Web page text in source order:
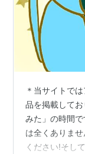
＊当サイトで
品を掲載して
みた」の時間
は全くありま
ください!そし